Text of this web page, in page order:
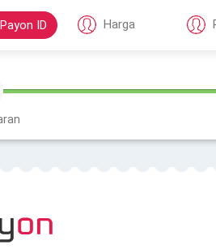
ID Harga